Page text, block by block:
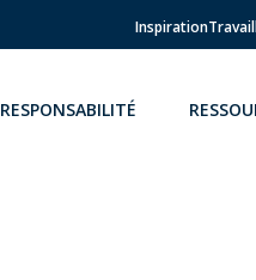
Inspiration
RESPONSABILITÉ